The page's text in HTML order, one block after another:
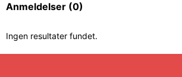
Anmeldelser (0)
Ingen resultater fundet.